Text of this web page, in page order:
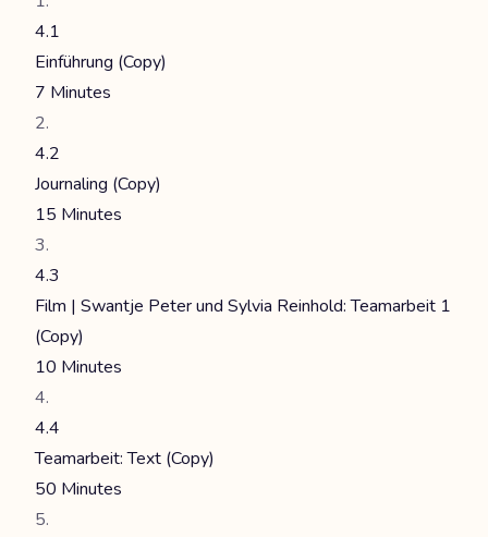
4.1
Einführung (Copy)
7 Minutes
4.2
Journaling (Copy)
15 Minutes
4.3
Film | Swantje Peter und Sylvia Reinhold: Teamarbeit 1
(Copy)
10 Minutes
4.4
Teamarbeit: Text (Copy)
50 Minutes